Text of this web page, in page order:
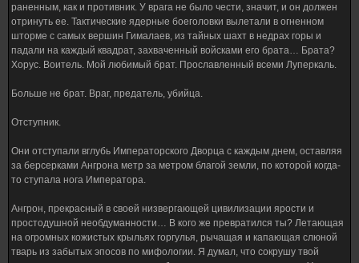
раненным, как и противник. У врага не было чести, значит, и он должен
отринуть ее. Тактические ядерные боеголовки вылетали в огненном
шторме с самых вершин Гималаев, из тайных шахт в недрах горы и
падали на каждый квадрат, захваченный войсками его брата… Брата?
Хорус. Воитель. Мой любимый брат. Прославленный всеми Луперкаль.
Больше не брат. Враг, предатель, убийца.
Отступник.
Они отступали вглубь Императорского Дворца с каждым днем, оставляя
за берсерками Ангрона метр за метром благой земли, по которой когда-
то ступала нога Императора.
Ангрон, прекрасный в своей низвергающей цивилизации ярости и
простодушной необдуманности… В кого же превратился ты? Летающая
на огромных кожистых крыльях горгулья, рычащая и капающая слюной
тварь из забытых эпосов по мифологии. Я думал, что сокрушу твой